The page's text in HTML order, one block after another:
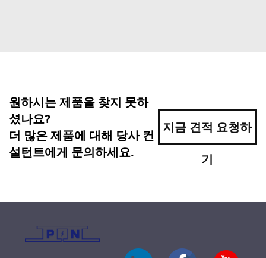
원하시는 제품을 찾지 못하
셨나요?
더 많은 제품에 대해 당사 컨
설턴트에게 문의하세요.
지금 견적 요청하
기